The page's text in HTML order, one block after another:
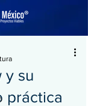
y su
práctica